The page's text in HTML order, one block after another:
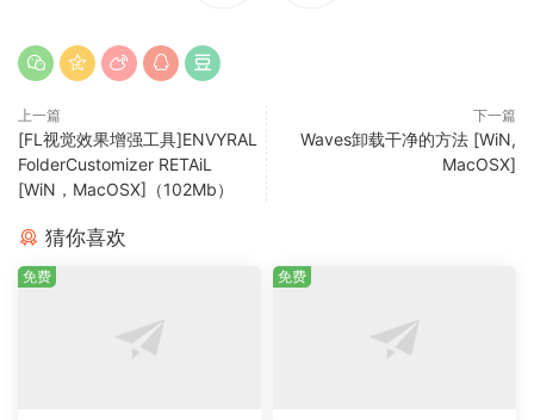
分）
第五讲主要吉他
第 6 节：See Through 中的“Undertow”混音（第 6 部分）
第 6 讲主要吉他（续）
第 7 部分：See Through 中“Undertow”的混音内部（第 7 部
上一篇
[FL视觉效果增强工具]ENVYRAL
FolderCustomizer RETAiL
[WiN，MacOSX]（102Mb）
下一篇
Waves卸载干净的方法 [WiN,
MacOSX]
猜你喜欢
免费 免费